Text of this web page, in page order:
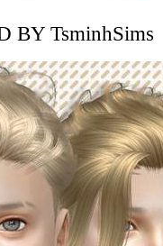
BY TsminhSims